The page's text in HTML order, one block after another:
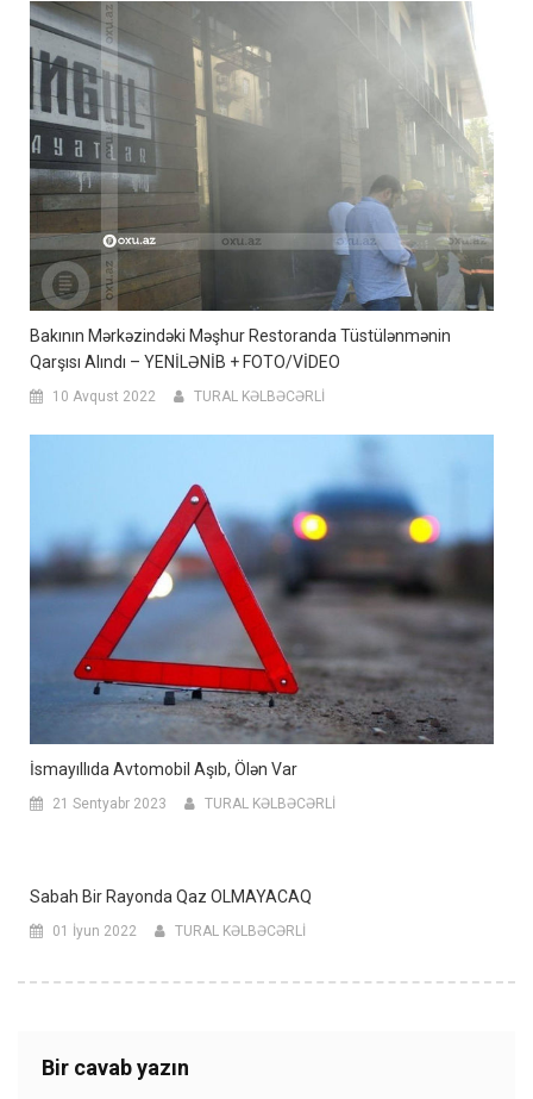
Bakının Mərkəzindəki Məşhur Restoranda Tüstülənmənin
Qarşısı Alındı – YENİLƏNİB + FOTO/VİDEO
10 Avqust 2022 TURAL KƏLBƏCƏRLİ
İsmayıllıda Avtomobil Aşıb, Ölən Var
21 Sentyabr 2023 TURAL KƏLBƏCƏRLİ
Sabah Bir Rayonda Qaz OLMAYACAQ
01 İyun 2022 TURAL KƏLBƏCƏRLİ
Bir cavab yazın